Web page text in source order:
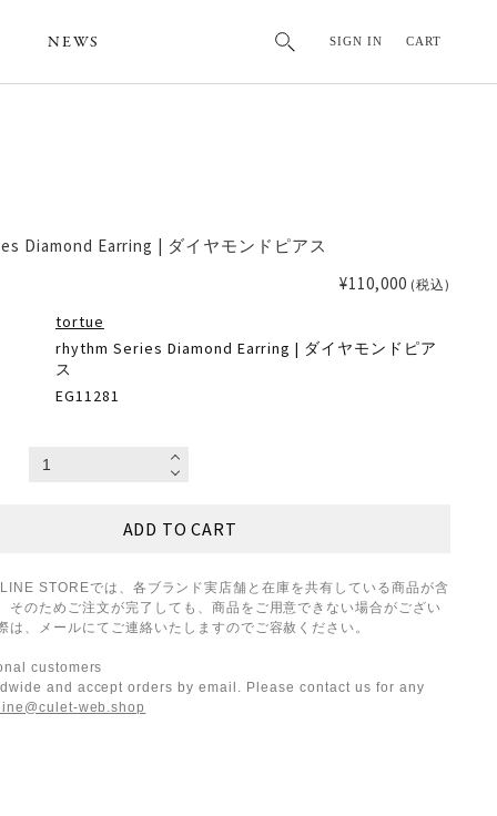
NEWS SIGN IN CART
Diamond Earring | ダイヤモンドピアス
¥110,000 (税込)
tortue
rhythm Series Diamond Earring | ダイヤモンドピア
ス
EG11281
STOREでは、各ブランド実店舗と在庫を共有している商品が含
そのためご注文が完了しても、商品をご用意できない場合がござい
は、メールにてご連絡いたしますのでご容赦ください。
customers
and accept orders by email. Please contact us for any
web.shop